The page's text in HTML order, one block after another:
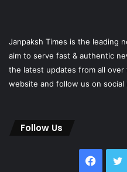
Janpaksh Times is the leading
aim to serve fast & authentic
the latest updates from all
website and follow us on social
Follow Us